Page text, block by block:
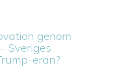
genom
Sveriges
eran?